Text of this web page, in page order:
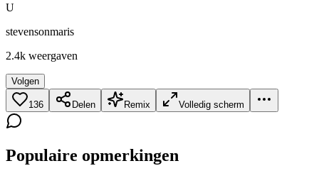
U
stevensonmaris
2.4k weergaven
Volgen
136 Delen Remix Volledig scherm
Populaire opmerkingen